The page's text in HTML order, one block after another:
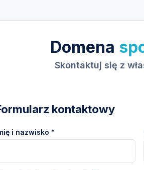
Domena
Skontaktuj się z
kontaktowy
i nazwisko *